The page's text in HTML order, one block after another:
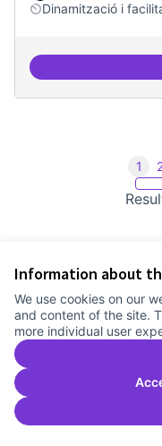
Information about
We use cookies on our
and content of the site.
more individual user
Dinamització i
1
Cookie settings
Comunitat Canòdrom at
(External link)
Comunitat Canòdrom at
(External link)
Comunitat Canòdrom at
(External link)
English
Triar la llengua Elegir el
(External link)
Website made with